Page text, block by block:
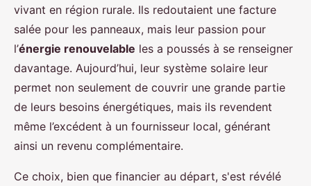
vivant en région rurale. Ils redoutaient une facture
salée pour les panneaux, mais leur passion pour
l’énergie renouvelable les a poussés à se renseigner
davantage. Aujourd’hui, leur système solaire leur
permet non seulement de couvrir une grande partie
de leurs besoins énergétiques, mais ils revendent
même l’excédent à un fournisseur local, générant
ainsi un revenu complémentaire.
Ce choix, bien que financier au départ, s'est révélé